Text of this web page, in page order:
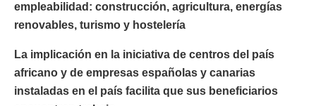
empleabilidad: construcción, agricultura, energías
renovables, turismo y hostelería
La implicación en la iniciativa de centros del país
africano y de empresas españolas y canarias
instaladas en el país facilita que sus beneficiarios